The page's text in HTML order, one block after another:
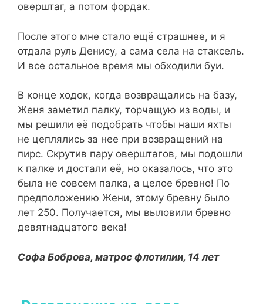
оверштаг, а потом фордак.
После этого мне стало ещё страшнее, и я
отдала руль Денису, а сама села на стаксель.
И все остальное время мы обходили буи.
В конце ходок, когда возвращались на базу,
Женя заметил палку, торчащую из воды, и
мы решили её подобрать чтобы наши яхты
не цеплялись за нее при возвращений на
пирс. Скрутив пару оверштагов, мы подошли
к палке и достали её, но оказалось, что это
была не совсем палка, а целое бревно! По
предположению Жени, этому бревну было
лет 250. Получается, мы выловили бревно
девятнадцатого века!
Софа Боброва, матрос флотилии, 14 лет